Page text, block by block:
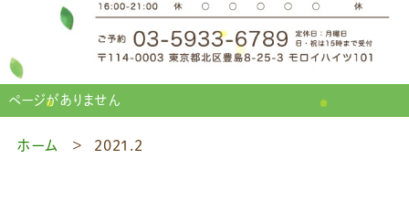
ページがありません
ホーム 2021.2